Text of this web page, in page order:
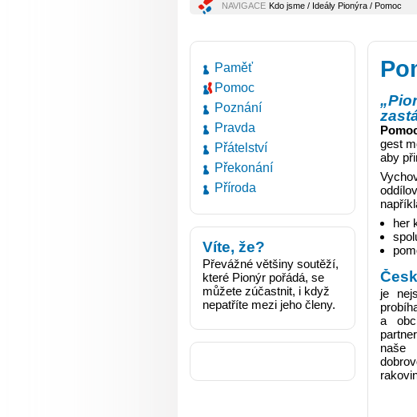
NAVIGACE Kdo jsme / Ideály Pionýra / Pomoc
Paměť
Pomoc
Poznání
Pravda
Přátelství
Překonání
Příroda
Víte, že?
Převážné většiny soutěží,
které Pionýr pořádá, se
můžete zúčastnit, i když
nepatříte mezi jeho členy.
gest
aby
her
je
a